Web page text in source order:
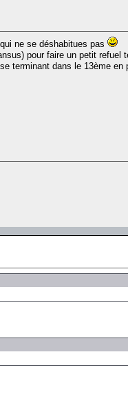
ne se déshabitues pas
pour faire un petit refuel
terminant dans le 13ème en